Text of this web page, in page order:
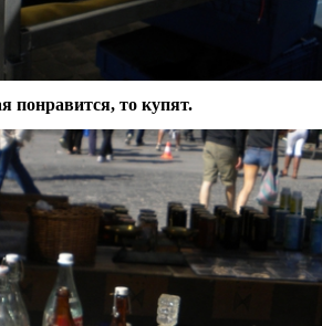
понравится, то купят.